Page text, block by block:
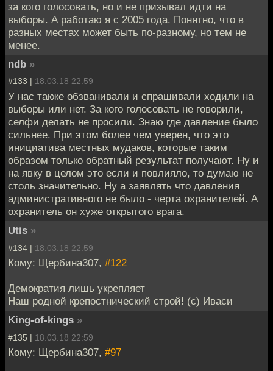
за кого голосовать, но и не призывал идти на
выборы. А работаю я с 2005 года. Понятно, что в
разных местах может быть по-разному, но тем не
менее.
ndb »
#133 | 18.03.18 22:59
У нас также обзванивали и спрашивали ходили на
выборы или нет. За кого голосовать не говорили,
селфи делать не просили. Знаю где давление было
сильнее. При этом более чем уверен, что это
инициатива местных мудаков, которые таким
образом только обратный результат получают. Ну и
на явку в целом это если и повлияло, то думаю не
столь значительно. Ну а заявлять что давления
административного не было - черта охранителей. А
охранитель он хуже открытого врага.
Utis »
#134 | 18.03.18 22:59
Кому: Щербина307, #122
Демократия лишь укрепляет
Наш родной крепостнический строй! (с) Иваси
King-of-kings »
#135 | 18.03.18 22:59
Кому: Щербина307, #97